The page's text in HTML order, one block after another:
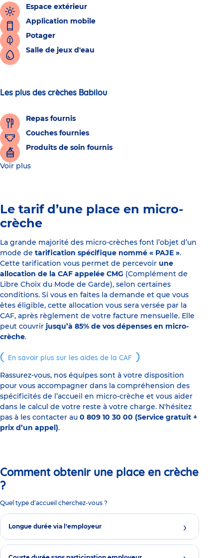
Espace extérieur
Application mobile
Potager
Salle de jeux d'eau
Les plus des crèches Babilou
Repas fournis
Couches fournies
Produits de soin fournis
Voir plus
Le tarif d’une place en micro-
crèche
La grande majorité des micro-crèches font l’objet d’un
mode de tarification spécifique nommé « PAJE ».
Cette tarification vous permet de percevoir une
allocation de la CAF appelée CMG (Complément de
Libre Choix du Mode de Garde), selon certaines
conditions. Si vous en faites la demande et que vous
êtes éligible, cette allocation vous sera versée par la
CAF, après règlement de votre facture mensuelle. Elle
peut couvrir jusqu’à 85% de vos dépenses en micro-
crèche.
En savoir plus sur les aides de la CAF
Rassurez-vous, nos équipes sont à votre disposition
pour vous accompagner dans la compréhension des
spécificités de l’accueil en micro-crèche et vous aider
dans le calcul de votre reste à votre charge. N'hésitez
pas à les contacter au 0 809 10 30 00 (Service gratuit +
prix d’un appel).
Comment obtenir une place en crèche
?
Quel type d'accueil cherchez-vous ?
Longue durée via l'employeur